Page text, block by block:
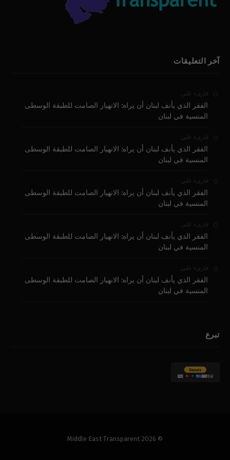
آخر التعليقات
قارىء على
الفقر الذي يأنف لبنان أن يراه: الانهيار الصامت للطبقة الوسطى
المنسية في لبنان
قارىء على
الفقر الذي يأنف لبنان أن يراه: الانهيار الصامت للطبقة الوسطى
المنسية في لبنان
قارىء على
الفقر الذي يأنف لبنان أن يراه: الانهيار الصامت للطبقة الوسطى
المنسية في لبنان
قارىء على
الفقر الذي يأنف لبنان أن يراه: الانهيار الصامت للطبقة الوسطى
المنسية في لبنان
قارىء على
الفقر الذي يأنف لبنان أن يراه: الانهيار الصامت للطبقة الوسطى
المنسية في لبنان
تبرع
© 2026 Middle East Transparent